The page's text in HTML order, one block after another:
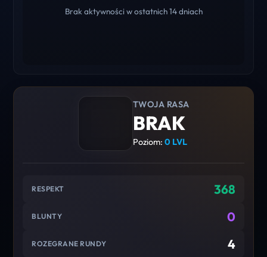
Brak aktywności w ostatnich 14 dniach
TWOJA RASA
BRAK
Poziom: 0 LVL
RESPEKT 368
BLUNTY 0
ROZEGRANE RUNDY 4